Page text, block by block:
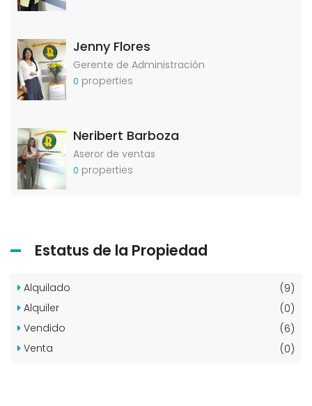
Jenny Flores
Gerente de Administración
0 properties
Neribert Barboza
Aseror de ventas
0 properties
Estatus de la Propiedad
Alquilado
(9)
Alquiler
(0)
Vendido
(6)
Venta
(0)